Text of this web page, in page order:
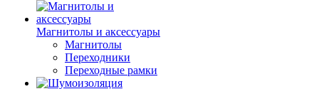
Магнитолы и аксессуары
Магнитолы
Переходники
Переходные рамки